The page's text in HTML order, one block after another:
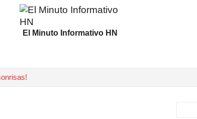
El Minuto Informativo HN